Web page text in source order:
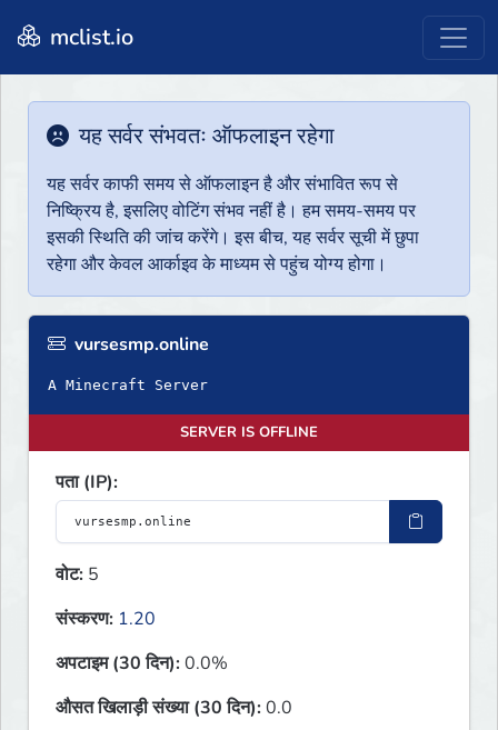
mclist.io
यह सर्वर संभवतः ऑफलाइन रहेगा
यह सर्वर काफी समय से ऑफलाइन है और संभावित रूप से
निष्क्रिय है, इसलिए वोटिंग संभव नहीं है। हम समय-समय पर
इसकी स्थिति की जांच करेंगे। इस बीच, यह सर्वर सूची में छुपा
रहेगा और केवल आर्काइव के माध्यम से पहुंच योग्य होगा।
vursesmp.online
A Minecraft Server
SERVER IS OFFLINE
पता (IP):
वोट: 5
संस्करण: 1.20
अपटाइम (30 दिन):0.0%
औसत खिलाड़ी संख्या (30 दिन):0.0